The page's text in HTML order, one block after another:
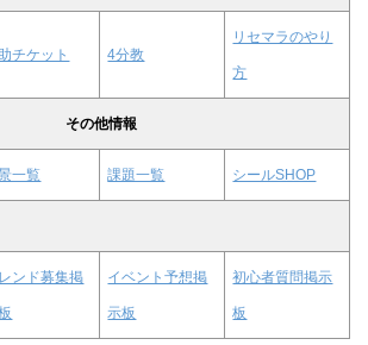
チケット 4分教
リセマラのやり
方
その他情報
一覧 課題一覧 シールSHOP
ンド募集掲 イベント予想掲
示板
初心者質問掲示
板